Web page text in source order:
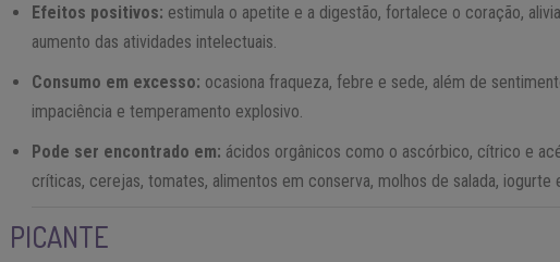
Efeitos positivos: estimula o apetite e a digestão, fortalece o coração,
aumento das atividades intelectuais.
Consumo em excesso: ocasiona fraqueza, febre e sede, além de
impaciência e temperamento explosivo.
Pode ser encontrado em: ácidos orgânicos como o ascórbico, cítrico e
críticas, cerejas, tomates, alimentos em conserva, molhos de salada, iogurte
PICANTE